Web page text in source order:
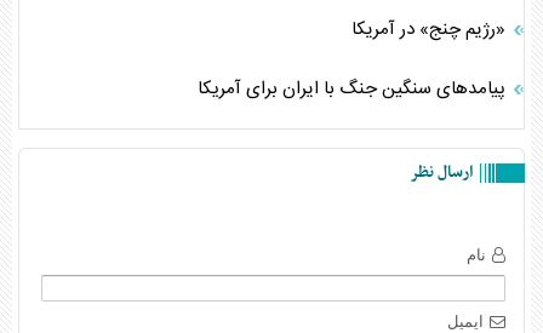
«رژیم چنج» در آمریکا
پیامدهای سنگین جنگ با ایران برای آمريکا
ارسال نظر
نام
ایمیل